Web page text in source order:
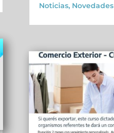
Noticias, Novedades